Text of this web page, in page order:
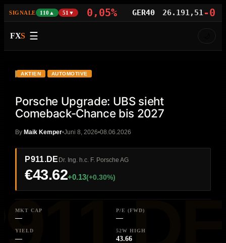
SIGNALE 110▲ 51▼
29.448,21-0,05% GER40 26.191,51-
FXS ☰
P911.DE
AKTIEN AUTOMOTIVE
Porsche Upgrade: UBS sieht
Comeback-Chance bis 2027
ByMaik Kemper Juni 8, 2026 08.06.2026
P911.DE Dr. Ing. h.c. F. Porsche AG
€43.62+0.13(+0.30%)
MKT CAP
—
P/E (FWD)
—
YIELD
—
52W HIGH
43.66